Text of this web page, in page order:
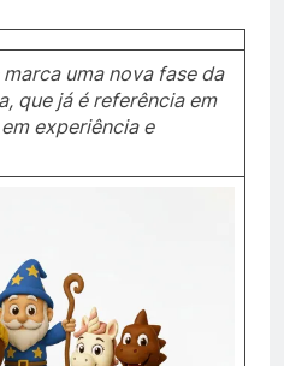
uma nova fase da
que já é referência em
experiência e